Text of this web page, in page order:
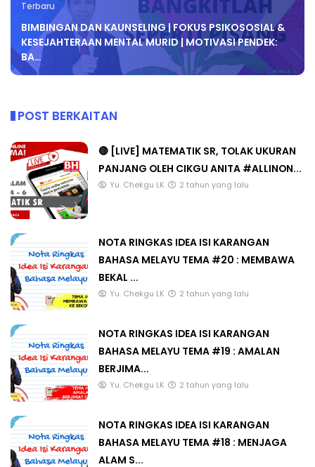
Terbaru
BIMBINGAN DAN KAUNSELING | FOKUS PSIKOSOSIAL &
KESEJAHTERAAN MENTAL MURID | MOTIVASI PENDEK:
BA…
POST BERKAITAN
🔴 [LIVE] MATEMATIK SR, TOLAK UKURAN
PANJANG OLEH CIKGU ANITA #ALLINON...
Yu. Chekgu LK 2 tahun yang lalu
NOTA RINGKAS IDEA ISI KARANGAN
BAHASA MELAYU TEMA #20 : MEMBAWA
BEKAL ...
Yu. Chekgu LK 2 tahun yang lalu
NOTA RINGKAS IDEA ISI KARANGAN
BAHASA MELAYU TEMA #19 : AMALAN
BERJIMA...
Yu. Chekgu LK 2 tahun yang lalu
NOTA RINGKAS IDEA ISI KARANGAN
BAHASA MELAYU TEMA #18 : MENJAGA
ALAM S...